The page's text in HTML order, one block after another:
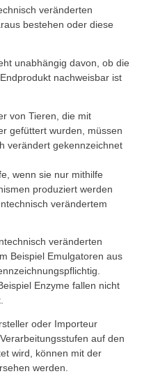
veränderten
bestehen oder diese
unabhängig davon, ob die
nachweisbar ist
von Tieren, die mit
gefüttert wurden, müssen
verändert gekennzeichnet
wenn sie nur mithilfe
produziert werden
verändertem
veränderten
Beispiel Emulgatoren aus
Enzyme fallen nicht
oder Importeur
auf den
wird, können mit der
werden.